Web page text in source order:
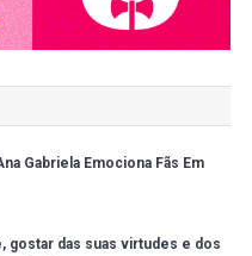
Gabriela Emociona Fãs Em
gostar das suas virtudes e dos